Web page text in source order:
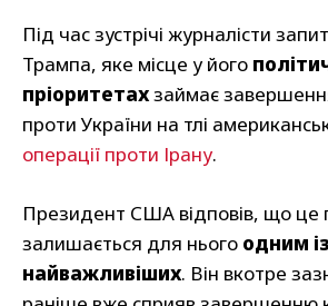
Під час зустрічі журналісти
Трампа, яке місце у його
пріоритетахзаймає завершення
проти України на тлі
операції проти Ірану.
Президент США відповів, що це
залишається для нього одним із
найважливіших. Він вкотре